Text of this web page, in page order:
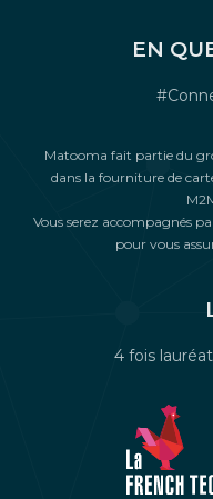
EN
Matooma fait partie du
dans la fourniture de
Vous serez accompagnés
pour vous
4 fois